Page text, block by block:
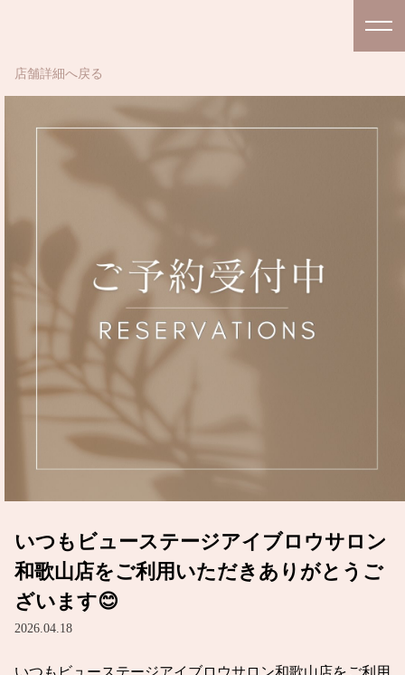
店舗詳細へ戻る
いつもビューステージアイブロウサロン
和歌山店をご利用いただきありがとうご
ざいます😊
2026.04.18